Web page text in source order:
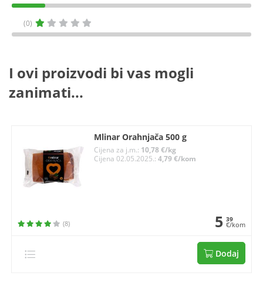
(0)
I ovi proizvodi bi vas mogli
zanimati...
Mlinar Orahnjača 500 g
Cijena za j.m.: 10,78 €/kg
Cijena 02.05.2025.:4,79 €/kom
(8) 5 39
€/kom
Dodaj